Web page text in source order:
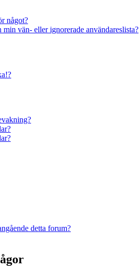
något?
vän- eller ignorerade användareslista?
detta forum?